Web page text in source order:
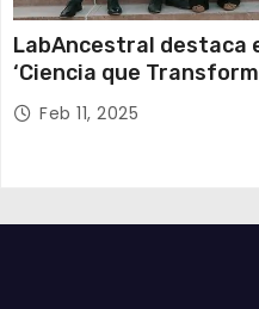
LabAncestral destaca
‘Ciencia que
Feb 11, 2025